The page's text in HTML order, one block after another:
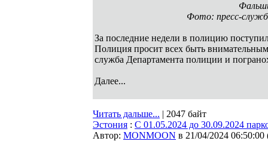
Фото: пресс-
За последние недели в полицию
Полиция просит всех быть
служба Департамента полиции и
Далее...
Читать дальше... | 2047 байт
Эстония : С 01.05.2024 до 30.09.2024
Автор: MONMOON в 21/04/2024 06:50:00